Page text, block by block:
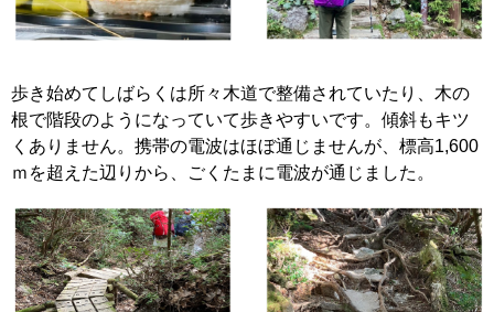
歩き始めてしばらくは所々木道で整備されていたり、木の
根で階段のようになっていて歩きやすいです。傾斜もキツ
くありません。携帯の電波はほぼ通じませんが、標高1,600
ｍを超えた辺りから、ごくたまに電波が通じました。